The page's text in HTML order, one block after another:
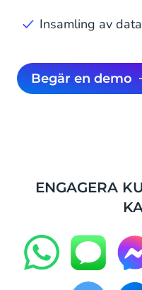
Insamling av
Begär en demo
ENGAGERA